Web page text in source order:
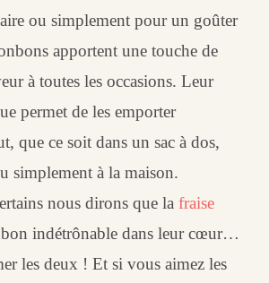
ou simplement pour un goûter
apportent une touche de
à toutes les occasions. Leur
permet de les emporter
que ce soit dans un sac à dos,
simplement à la maison.
nous dirons que lafraise
indétrônable dans leur cœur…
les deux ! Et si vous aimez les